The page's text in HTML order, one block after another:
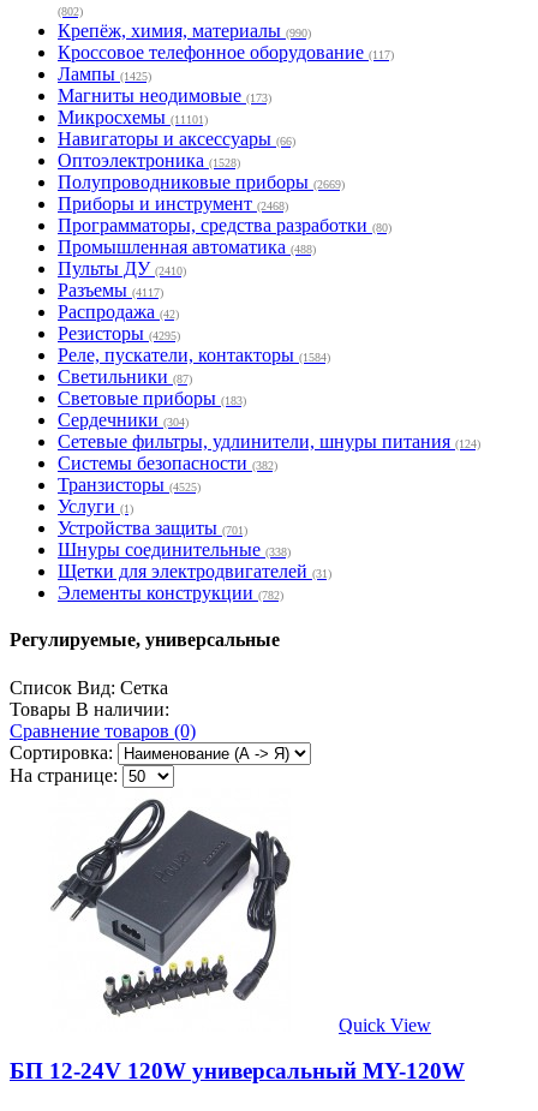
(802)
Крепёж, химия, материалы (990)
Кроссовое телефонное оборудование (117)
Лампы (1425)
Магниты неодимовые (173)
Микросхемы (11101)
Навигаторы и аксессуары (66)
Оптоэлектроника (1528)
Полупроводниковые приборы (2669)
Приборы и инструмент (2468)
Программаторы, средства разработки (80)
Промышленная автоматика (488)
Пульты ДУ (2410)
Разъемы (4117)
Распродажа (42)
Резисторы (4295)
Реле, пускатели, контакторы (1584)
Светильники (87)
Световые приборы (183)
Сердечники (304)
Сетевые фильтры, удлинители, шнуры питания (124)
Системы безопасности (382)
Транзисторы (4525)
Услуги (1)
Устройства защиты (701)
Шнуры соединительные (338)
Щетки для электродвигателей (31)
Элементы конструкции (782)
Регулируемые, универсальные
Список Вид: Сетка
Товары В наличии:
Сравнение товаров (0)
Сортировка:
На странице:
Quick View
БП 12-24V 120W универсальный MY-120W